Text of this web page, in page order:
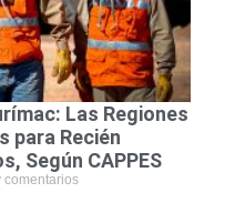
Las Regiones
para Recién
Según CAPPES
comentarios